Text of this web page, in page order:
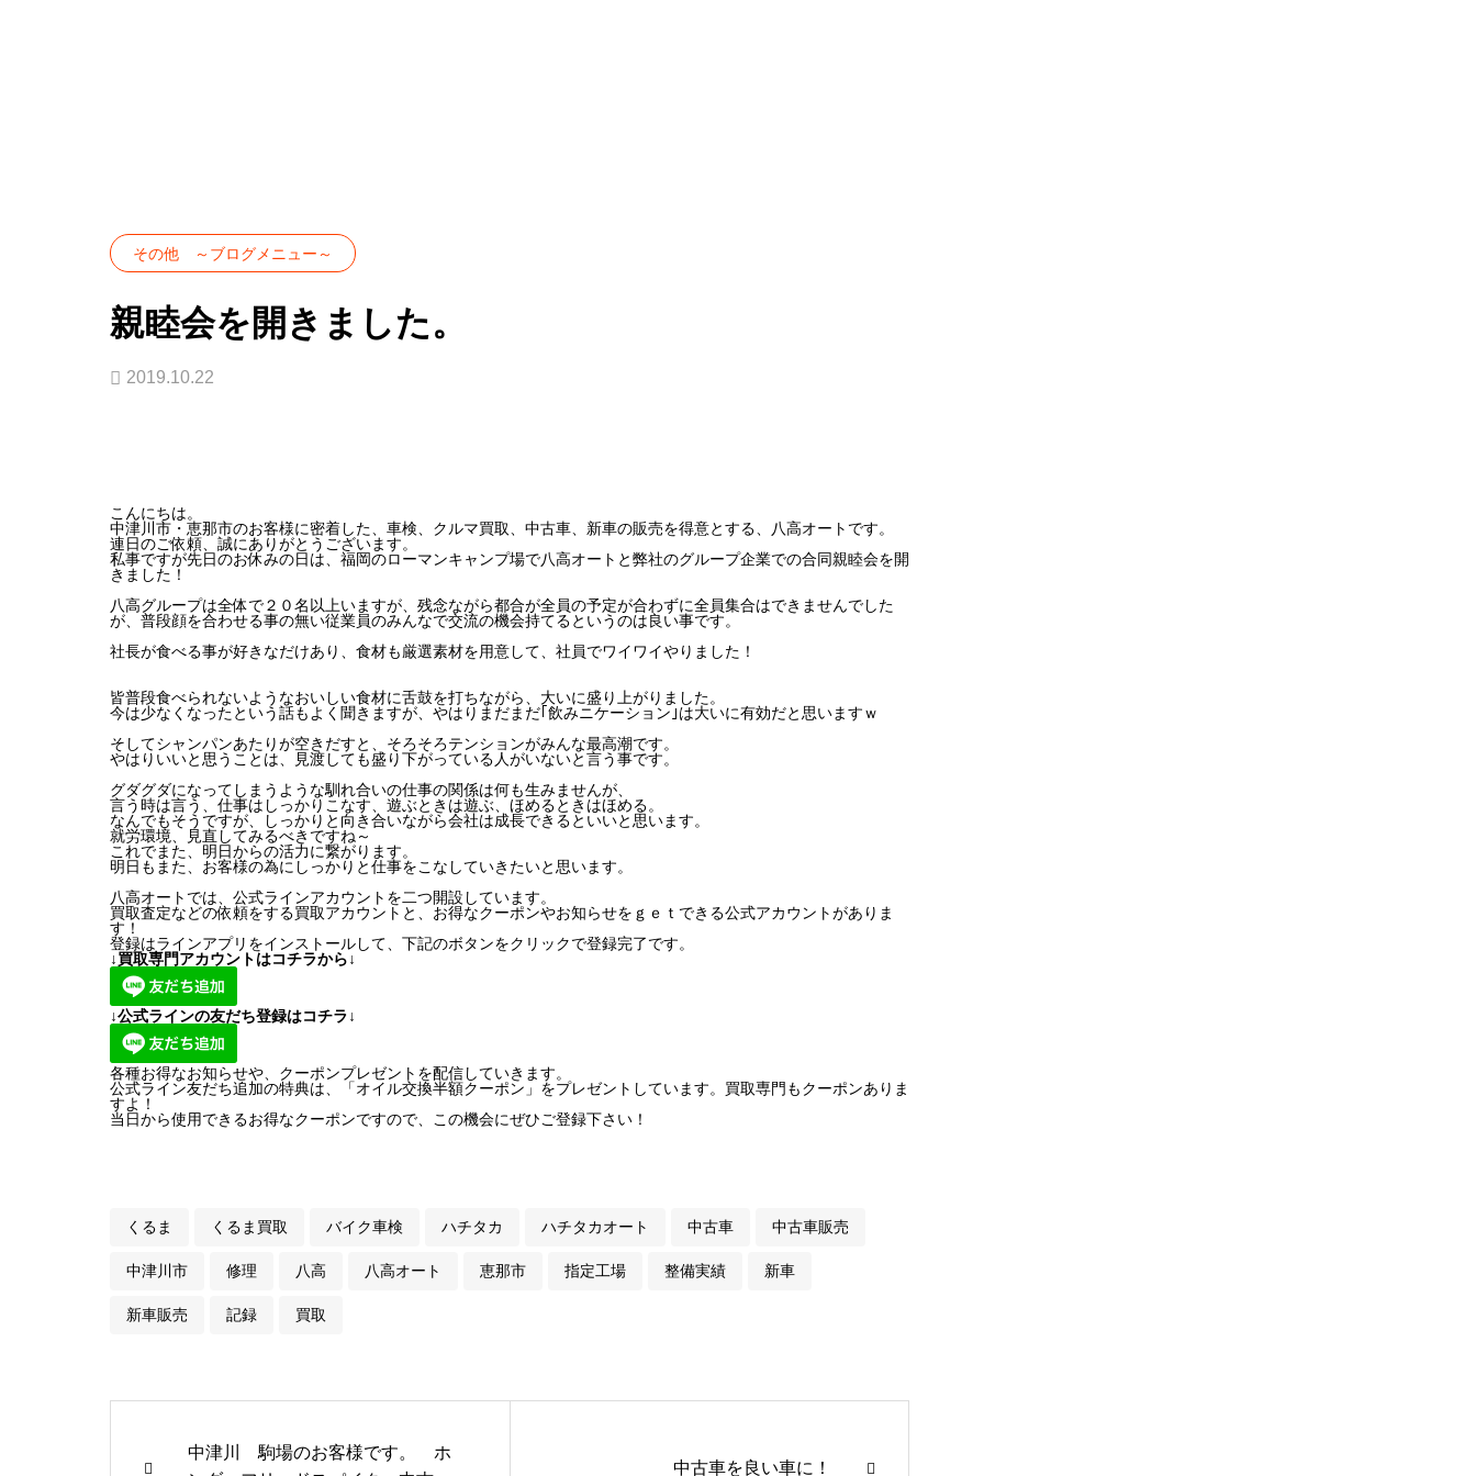
その他 ～ブログメニュー～
親睦会を開きました。
2019.10.22
こんにちは。
中津川市・恵那市のお客様に密着した、車検、クルマ買取、中古車、新車の販売を得意とする、八高オートです。
連日のご依頼、誠にありがとうございます。
私事ですが先日のお休みの日は、福岡のローマンキャンプ場で八高オートと弊社のグループ企業での合同親睦会を開
きました！
八高グループは全体で２０名以上いますが、残念ながら都合が全員の予定が合わずに全員集合はできませんでした
が、普段顔を合わせる事の無い従業員のみんなで交流の機会持てるというのは良い事です。
社長が食べる事が好きなだけあり、食材も厳選素材を用意して、社員でワイワイやりました！
皆普段食べられないようなおいしい食材に舌鼓を打ちながら、大いに盛り上がりました。
今は少なくなったという話もよく聞きますが、やはりまだまだ｢飲みニケーション｣は大いに有効だと思いますｗ
そしてシャンパンあたりが空きだすと、そろそろテンションがみんな最高潮です。
やはりいいと思うことは、見渡しても盛り下がっている人がいないと言う事です。
グダグダになってしまうような馴れ合いの仕事の関係は何も生みませんが、
言う時は言う、仕事はしっかりこなす、遊ぶときは遊ぶ、ほめるときはほめる。
なんでもそうですが、しっかりと向き合いながら会社は成長できるといいと思います。
就労環境、見直してみるべきですね～
これでまた、明日からの活力に繋がります。
明日もまた、お客様の為にしっかりと仕事をこなしていきたいと思います。
八高オートでは、公式ラインアカウントを二つ開設しています。
買取査定などの依頼をする買取アカウントと、お得なクーポンやお知らせをｇｅｔできる公式アカウントがありま
す！
登録はラインアプリをインストールして、下記のボタンをクリックで登録完了です。
↓買取専門アカウントはコチラから↓
↓公式ラインの友だち登録はコチラ↓
各種お得なお知らせや、クーポンプレゼントを配信していきます。
公式ライン友だち追加の特典は、「オイル交換半額クーポン」をプレゼントしています。買取専門もクーポンありま
すよ！
当日から使用できるお得なクーポンですので、この機会にぜひご登録下さい！
くるま くるま買取 バイク車検 ハチタカ ハチタカオート 中古車 中古車販売
中津川市 修理 八高 八高オート 恵那市 指定工場 整備実績 新車
新車販売 記録 買取
中津川 駒場のお客様です。 ホ
中古車を良い車に！